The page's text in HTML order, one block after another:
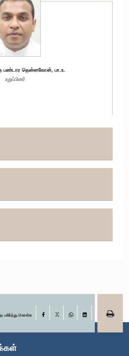
பண்டார தென்னகோன், பா.உ.
உறுப்பினர்
ஜயதிலக்க, பா.உ.
வீரசிங்க, பா.உ.
பகிர்ந்து கொள்க Facebook
LinkedIn